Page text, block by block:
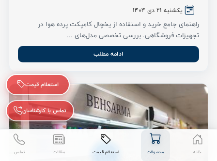
یکشنبه 21 دی 1404
راهنمای جامع خرید و استفاده از یخچال کامپکت پرده هوا در
تجهیزات فروشگاهی. بررسی تخصصی مدل‌های ...
ادامه مطلب
تماس با کارشناسان
استعلام قیمت
خانه محصولات استعلام قیمت مقالات تماس